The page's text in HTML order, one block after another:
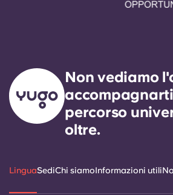
Non vediamo
percorso
oltre.
LinguaSediChi siamoInformazioni utili